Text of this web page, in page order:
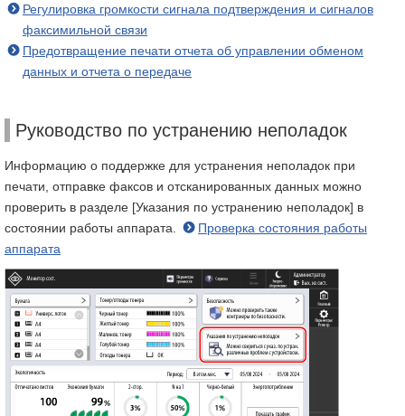
Регулировка громкости сигнала подтверждения и сигналов
факсимильной связи
Предотвращение печати отчета об управлении обменом
данных и отчета о передаче
Руководство по устранению неполадок
Информацию о поддержке для устранения неполадок при
печати, отправке факсов и отсканированных данных можно
проверить в разделе [Указания по устранению неполадок] в
состоянии работы аппарата.
Проверка состояния работы
аппарата